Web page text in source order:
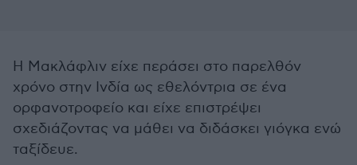
Η Μακλάφλιν είχε περάσει στο παρελθόν
χρόνο στην Ινδία ως εθελόντρια σε ένα
ορφανοτροφείο και είχε επιστρέψει
σχεδιάζοντας να μάθει να διδάσκει γιόγκα ενώ
ταξίδευε.